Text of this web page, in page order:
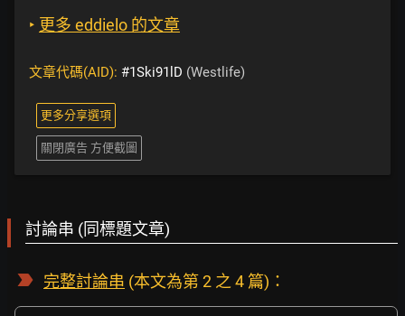
‣ 更多 eddielo 的文章
文章代碼(AID): #1Ski91lD (Westlife)
更多分享選項
關閉廣告 方便截圖
討論串 (同標題文章)
完整討論串 (本文為第 2 之 4 篇)：